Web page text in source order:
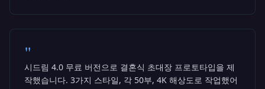
"
시드림 4.0 무료 버전으로 결혼식 초대장 프로토타입을 제
작했습니다. 3가지 스타일, 각 50부, 4K 해상도로 작업했어